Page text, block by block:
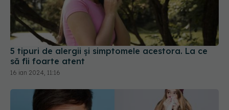
5 tipuri de alergii și simptomele acestora. La ce
să fii foarte atent
16 ian 2024, 11:16